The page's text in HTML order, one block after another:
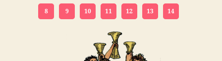
8 9 10 11 12 13 14